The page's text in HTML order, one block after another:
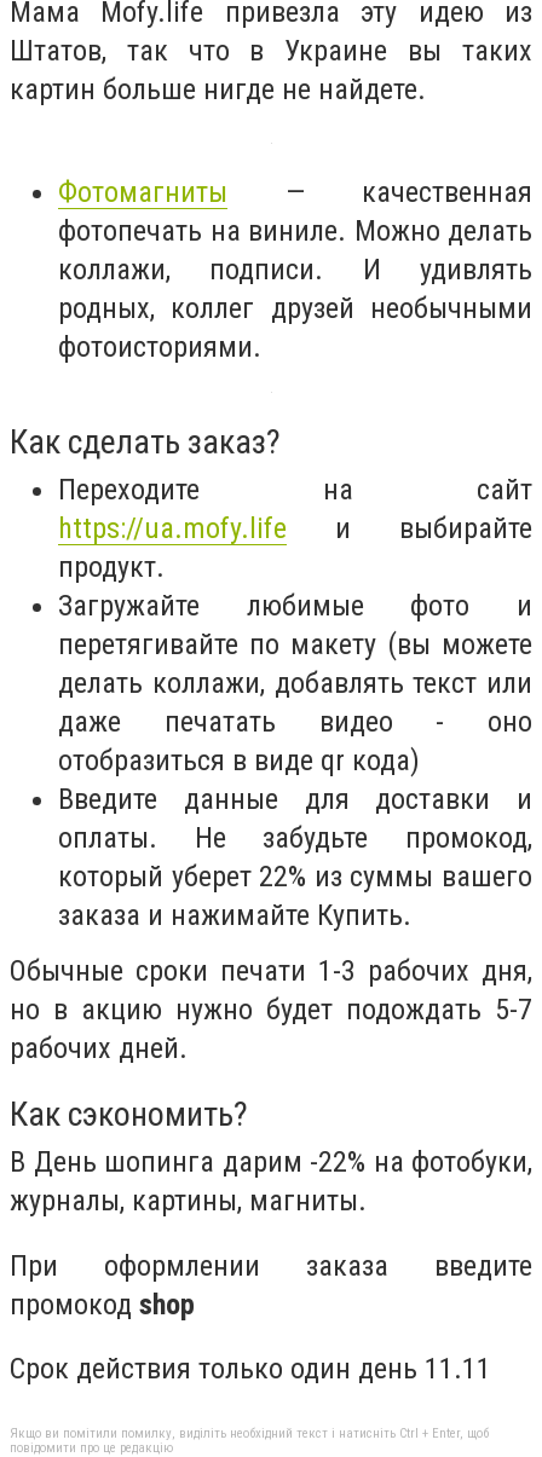
Мама Mofy.life привезла эту идею из
Штатов, так что в Украине вы таких
картин больше нигде не найдете.
Фотомагниты — качественная
фотопечать на виниле. Можно делать
коллажи, подписи. И удивлять
родных, коллег друзей необычными
фотоисториями.
Как сделать заказ?
Переходите на сайт
https://ua.mofy.life и выбирайте
продукт.
Загружайте любимые фото и
перетягивайте по макету (вы можете
делать коллажи, добавлять текст или
даже печатать видео - оно
отобразиться в виде qr кода)
Введите данные для доставки и
оплаты. Не забудьте промокод,
который уберет 22% из суммы вашего
заказа и нажимайте Купить.
Обычные сроки печати 1-3 рабочих дня,
но в акцию нужно будет подождать 5-7
рабочих дней.
Как сэкономить?
В День шопинга дарим -22% на фотобуки,
журналы, картины, магниты.
При оформлении заказа введите
промокод shop
Срок действия только один день 11.11
Якщо ви помітили помилку, виділіть необхідний текст і натисніть Ctrl + Enter, щоб
повідомити про це редакцію